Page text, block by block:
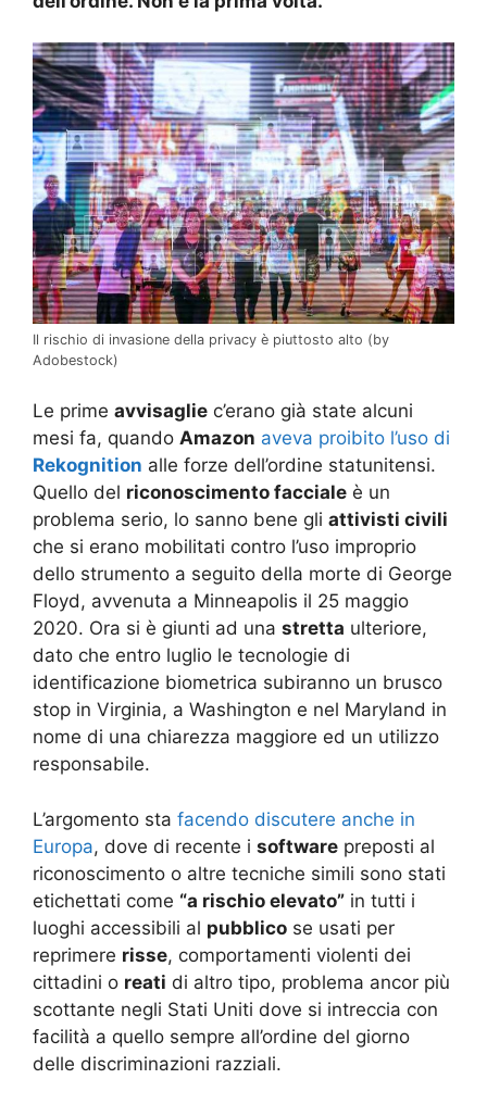
Il rischio di invasione della privacy è piuttosto alto (by
Adobestock)
Le prime avvisaglie c’erano già state alcuni
mesi fa, quando Amazon aveva proibito l’uso di
Rekognition alle forze dell’ordine statunitensi.
Quello del riconoscimento facciale è un
problema serio, lo sanno bene gli attivisti civili
che si erano mobilitati contro l’uso improprio
dello strumento a seguito della morte di George
Floyd, avvenuta a Minneapolis il 25 maggio
2020. Ora si è giunti ad una stretta ulteriore,
dato che entro luglio le tecnologie di
identificazione biometrica subiranno un brusco
stop in Virginia, a Washington e nel Maryland in
nome di una chiarezza maggiore ed un utilizzo
responsabile.
L’argomento sta facendo discutere anche in
Europa, dove di recente i software preposti al
riconoscimento o altre tecniche simili sono stati
etichettati come “a rischio elevato” in tutti i
luoghi accessibili al pubblico se usati per
reprimere risse, comportamenti violenti dei
cittadini o reati di altro tipo, problema ancor più
scottante negli Stati Uniti dove si intreccia con
facilità a quello sempre all’ordine del giorno
delle discriminazioni razziali.